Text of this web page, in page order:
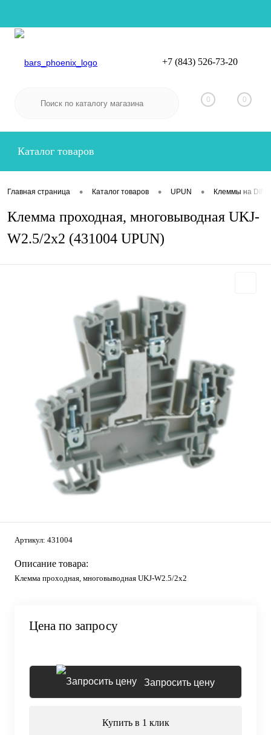
Вход
+7 (843) 526-73-20
0 0
Каталог товаров
Главная страница • Каталог товаров • UPUN • Клеммы на DIN-
Клемма проходная, многовыводная UKJ-
W2.5/2x2 (431004 UPUN)
Артикул: 431004
Описание товара:
Клемма проходная, многовыводная UKJ-W2.5/2x2
Цена по запросу
Запросить цену
Купить в 1 клик